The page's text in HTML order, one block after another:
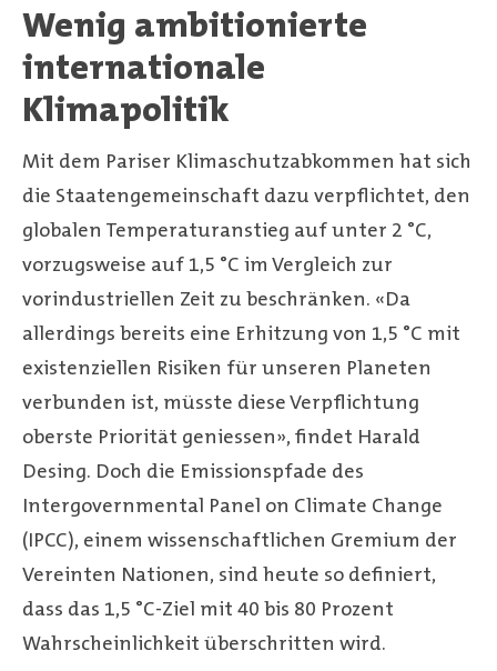
Wenig ambitionierte
internationale
Klimapolitik
Mit dem Pariser Klimaschutzabkommen hat sich
die Staatengemeinschaft dazu verpflichtet, den
globalen Temperaturanstieg auf unter 2 °C,
vorzugsweise auf 1,5 °C im Vergleich zur
vorindustriellen Zeit zu beschränken. «Da
allerdings bereits eine Erhitzung von 1,5 °C mit
existenziellen Risiken für unseren Planeten
verbunden ist, müsste diese Verpflichtung
oberste Priorität geniessen», findet Harald
Desing. Doch die Emissionspfade des
Intergovernmental Panel on Climate Change
(IPCC), einem wissenschaftlichen Gremium der
Vereinten Nationen, sind heute so definiert,
dass das 1,5 °C-Ziel mit 40 bis 80 Prozent
Wahrscheinlichkeit überschritten wird.